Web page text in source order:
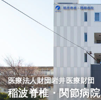
医療法人財団岩井医療財団
稲波脊椎・関節病院